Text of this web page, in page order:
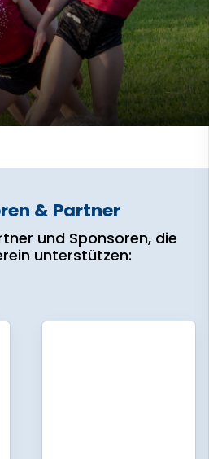
& Partner
und Sponsoren, die
unterstützen: